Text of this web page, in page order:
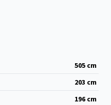
505 cm
203 cm
196 cm